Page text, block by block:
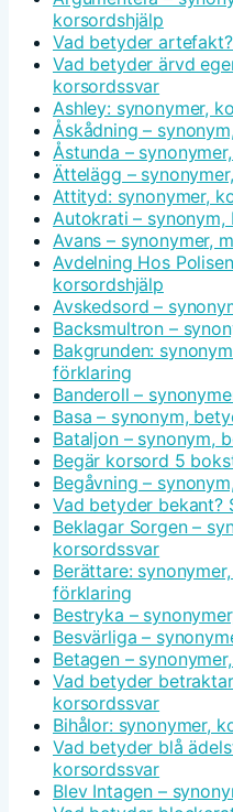
korsordshjälp
Vad betyder
Vad betyder ärvd
korsordssvar
Ashley: synonymer,
Åskådning –
Åstunda –
Ättelägg –
Attityd: synonymer,
Autokrati –
Avans – synonymer,
Avdelning Hos
korsordshjälp
Avskedsord –
Backsmultron –
Bakgrunden:
förklaring
Banderoll –
Basa – synonym,
Bataljon – synonym,
Begär korsord 5
Begåvning –
Vad betyder bekant?
Beklagar Sorgen –
korsordssvar
Berättare:
förklaring
Bestryka –
Besvärliga –
Betagen –
Vad betyder
korsordssvar
Bihålor: synonymer,
Vad betyder blå
korsordssvar
Blev Intagen –